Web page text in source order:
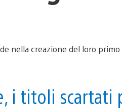
i titoli scartati